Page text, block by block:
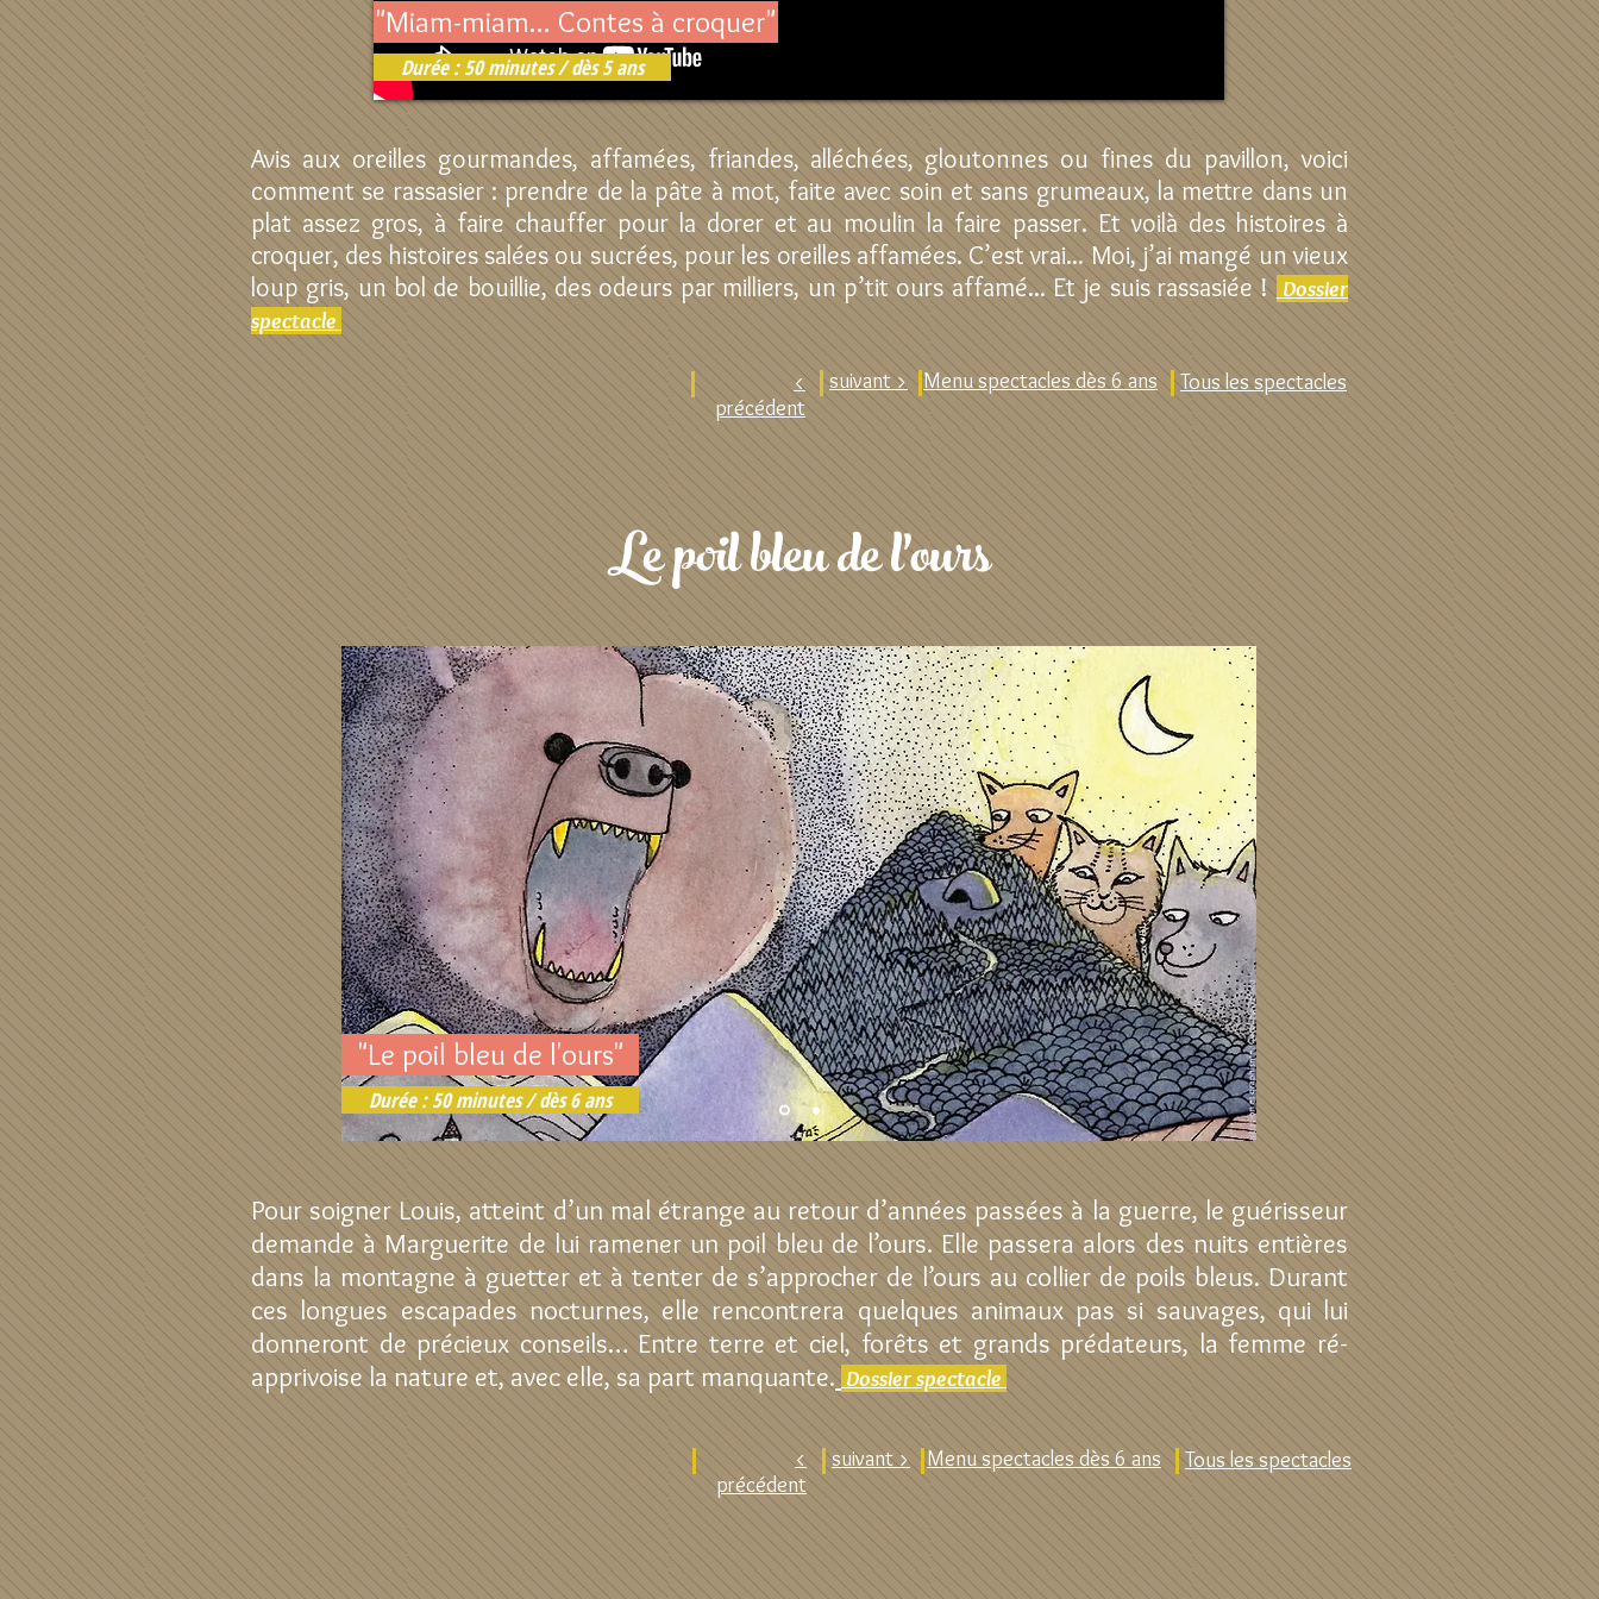
Durée : 50 minutes / dès 5 ans
"Miam-miam... Contes à croquer"
Avis aux oreilles gourmandes, affamées, friandes, alléchées, gloutonnes ou fines du pavillon, voici
comment se rassasier : prendre de la pâte à mot, faite avec soin et sans grumeaux, la mettre dans un
plat assez gros, à faire chauffer pour la dorer et au moulin la faire passer. Et voilà des histoires à
croquer, des histoires salées ou sucrées, pour les oreilles affamées. C’est vrai... Moi, j’ai mangé un vieux
loup gris, un bol de bouillie, des odeurs par milliers, un p’tit ours affamé... Et je suis rassasiée ! Dossier
spectacle
<
précédent
suivant > Menu spectacles dès 6 ans Tous les spectacles
Le poil bleu de l'ours
"Le poil bleu de l'ours"
Durée : 50 minutes / dès 6 ans
Pour soigner Louis, atteint d’un mal étrange au retour d’années passées à la guerre, le guérisseur
demande à Marguerite de lui ramener un poil bleu de l’ours. Elle passera alors des nuits entières
dans la montagne à guetter et à tenter de s’approcher de l’ours au collier de poils bleus. Durant
ces longues escapades nocturnes, elle rencontrera quelques animaux pas si sauvages, qui lui
donneront de précieux conseils… Entre terre et ciel, forêts et grands prédateurs, la femme ré-
apprivoise la nature et, avec elle, sa part manquante. Dossier spectacle
<
précédent
suivant > Menu spectacles dès 6 ans Tous les spectacles